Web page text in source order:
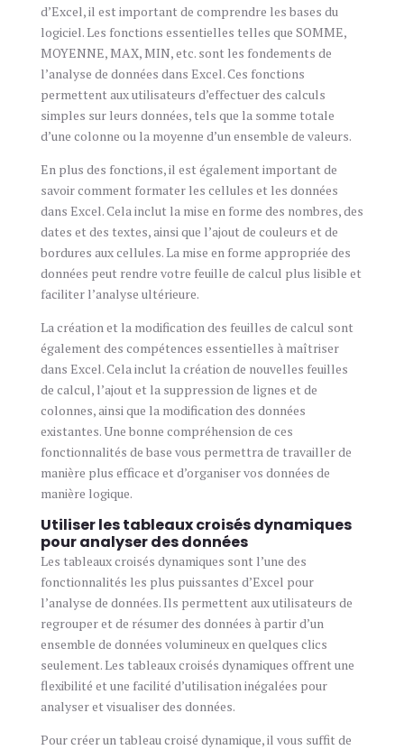
d’Excel, il est important de comprendre les bases du
logiciel. Les fonctions essentielles telles que SOMME,
MOYENNE, MAX, MIN, etc. sont les fondements de
l’analyse de données dans Excel. Ces fonctions
permettent aux utilisateurs d’effectuer des calculs
simples sur leurs données, tels que la somme totale
d’une colonne ou la moyenne d’un ensemble de valeurs.
En plus des fonctions, il est également important de
savoir comment formater les cellules et les données
dans Excel. Cela inclut la mise en forme des nombres, des
dates et des textes, ainsi que l’ajout de couleurs et de
bordures aux cellules. La mise en forme appropriée des
données peut rendre votre feuille de calcul plus lisible et
faciliter l’analyse ultérieure.
La création et la modification des feuilles de calcul sont
également des compétences essentielles à maîtriser
dans Excel. Cela inclut la création de nouvelles feuilles
de calcul, l’ajout et la suppression de lignes et de
colonnes, ainsi que la modification des données
existantes. Une bonne compréhension de ces
fonctionnalités de base vous permettra de travailler de
manière plus efficace et d’organiser vos données de
manière logique.
Utiliser les tableaux croisés dynamiques
pour analyser des données
Les tableaux croisés dynamiques sont l’une des
fonctionnalités les plus puissantes d’Excel pour
l’analyse de données. Ils permettent aux utilisateurs de
regrouper et de résumer des données à partir d’un
ensemble de données volumineux en quelques clics
seulement. Les tableaux croisés dynamiques offrent une
flexibilité et une facilité d’utilisation inégalées pour
analyser et visualiser des données.
Pour créer un tableau croisé dynamique, il vous suffit de